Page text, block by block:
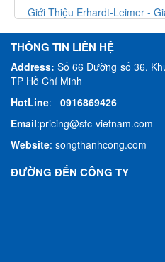
Giới Thiệu Erhardt-Leimer -
THÔNG TIN LIÊN HỆ
Address:Số 66 Đường số 36,
TP Hồ Chí Minh
HotLine: 0916869426
Email:pricing@stc-vietnam.com
Website: songthanhcong.com
ĐƯỜNG ĐẾN CÔNG TY